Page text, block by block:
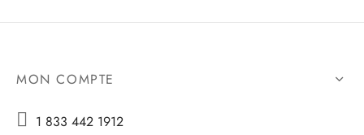
MON COMPTE
 1 833 442 1912